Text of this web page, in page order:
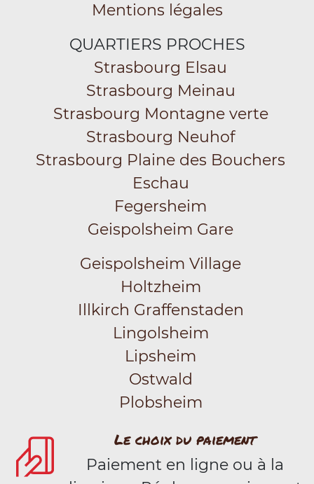
Mentions légales
QUARTIERS PROCHES
Strasbourg Elsau
Strasbourg Meinau
Strasbourg Montagne verte
Strasbourg Neuhof
Strasbourg Plaine des Bouchers
Eschau
Fegersheim
Geispolsheim Gare
Geispolsheim Village
Holtzheim
Illkirch Graffenstaden
Lingolsheim
Lipsheim
Ostwald
Plobsheim
Le choix du paiement
Paiement en ligne ou à la